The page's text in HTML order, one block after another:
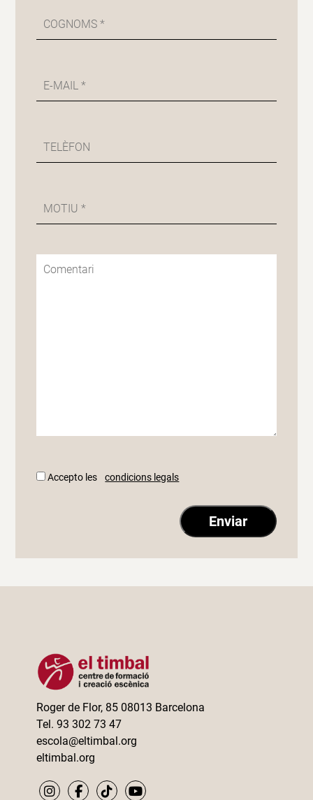
Accepto les condicions legals
Roger de Flor, 85 08013 Barcelona
Tel. 93 302 73 47
escola@eltimbal.org
eltimbal.org